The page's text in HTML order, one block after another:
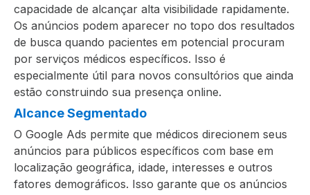
capacidade de alcançar alta visibilidade rapidamente.
Os anúncios podem aparecer no topo dos resultados
de busca quando pacientes em potencial procuram
por serviços médicos específicos. Isso é
especialmente útil para novos consultórios que ainda
estão construindo sua presença online.
Alcance Segmentado
O Google Ads permite que médicos direcionem seus
anúncios para públicos específicos com base em
localização geográfica, idade, interesses e outros
fatores demográficos. Isso garante que os anúncios